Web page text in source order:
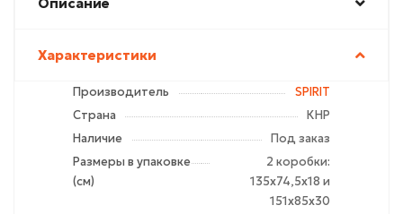
Характеристики
Производитель
SPIRIT
Страна
КНР
Наличие
Под заказ
Размеры в упаковке
(см)
2 коробки:
135x74,5x18 и
151x85x30